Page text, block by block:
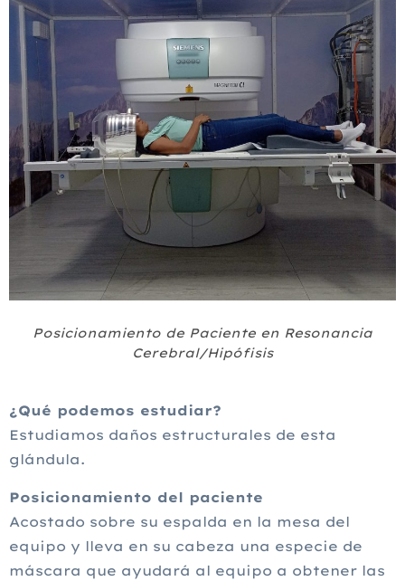
Posicionamiento de Paciente en Resonancia
Cerebral/Hipófisis
¿Qué podemos estudiar?
Estudiamos daños estructurales de esta
glándula.
Posicionamiento del paciente
Acostado sobre su espalda en la mesa del
equipo y lleva en su cabeza una especie de
máscara que ayudará al equipo a obtener las